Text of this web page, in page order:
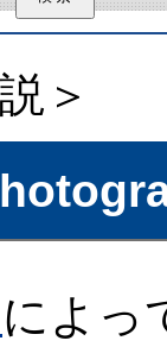
＞
によっ